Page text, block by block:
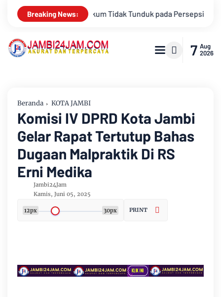
Breaking News:
Persepsi: Kritik Terhadap Monopoli Kebenaran oleh Media dan
7 Aug
2026
Beranda KOTA JAMBI
Komisi IV DPRD Kota Jambi
Gelar Rapat Tertutup Bahas
Dugaan Malpraktik Di RS
Erni Medika
Jambi24Jam
Kamis, Juni 05, 2025
12px 30px PRINT